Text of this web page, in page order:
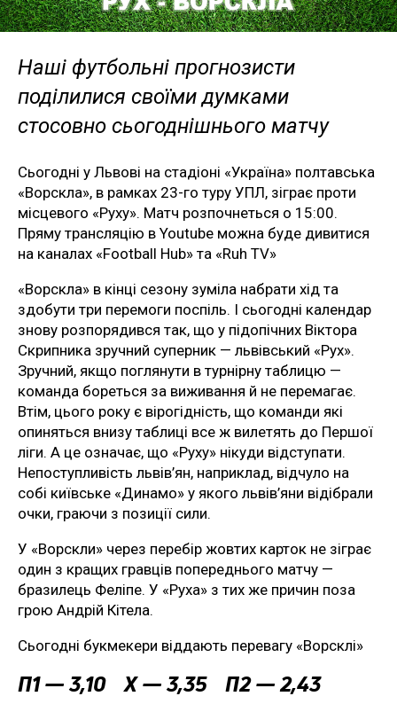
Наші футбольні прогнозисти
поділилися своїми думками
стосовно сьогоднішнього матчу
Сьогодні у Львові на стадіоні «Україна» полтавська
«Ворскла», в рамках 23-го туру УПЛ, зіграє проти
місцевого «Руху». Матч розпочнеться о 15:00.
Пряму трансляцію в Youtube можна буде дивитися
на каналах «Football Hub» та «Ruh TV»
«Ворскла» в кінці сезону зуміла набрати хід та
здобути три перемоги поспіль. І сьогодні календар
знову розпорядився так, що у підопічних Віктора
Скрипника зручний суперник — львівський «Рух».
Зручний, якщо поглянути в турнірну таблицю —
команда бореться за виживання й не перемагає.
Втім, цього року є вірогідність, що команди які
опиняться внизу таблиці все ж вилетять до Першої
ліги. А це означає, що «Руху» нікуди відступати.
Непоступливість львів’ян, наприклад, відчуло на
собі київське «Динамо» у якого львів’яни відібрали
очки, граючи з позиції сили.
У «Ворскли» через перебір жовтих карток не зіграє
один з кращих гравців попереднього матчу —
бразилець Феліпе. У «Руха» з тих же причин поза
грою Андрій Кітела.
Сьогодні букмекери віддають перевагу «Ворсклі»
П1 — 3,10 Х — 3,35 П2 — 2,43